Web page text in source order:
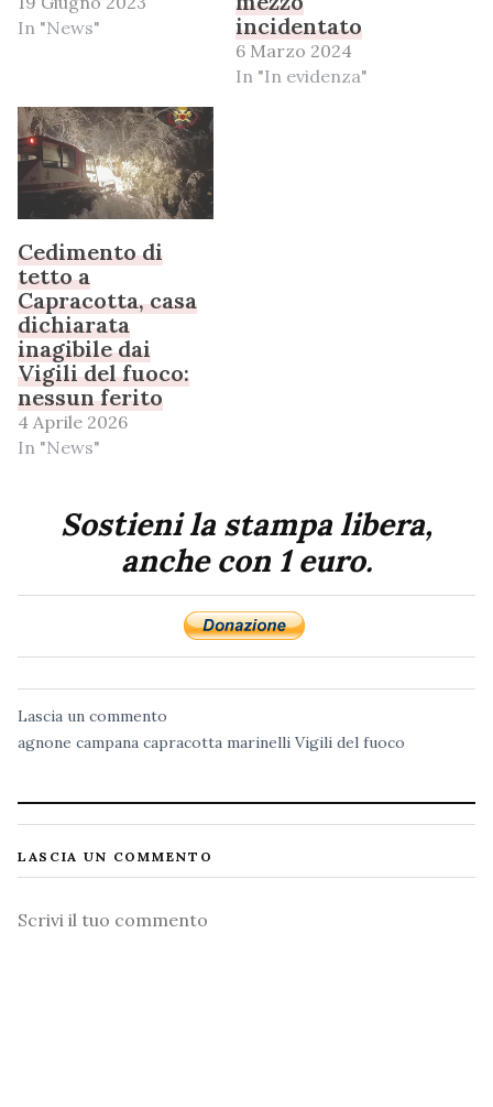
In "News"
incidentato
6 Marzo 2024
In "In evidenza"
Cedimento di
tetto a
Capracotta, casa
dichiarata
inagibile dai
Vigili del fuoco:
nessun ferito
4 Aprile 2026
In "News"
Sostieni la stampa libera,
anche con 1 euro.
Lascia un commento
agnone campana capracotta marinelli Vigili del fuoco
LASCIA UN COMMENTO
Commento